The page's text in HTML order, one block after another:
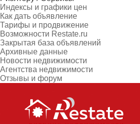
Индексы и графики цен
Как дать объявление
Тарифы и продвижение
Возможности Restate.ru
Закрытая база объявлений
Архивные данные
Новости недвижимости
Агентства недвижимости
Отзывы и форум